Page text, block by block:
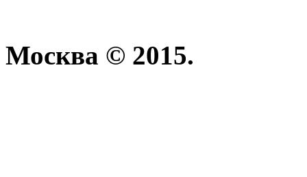
Москва © 2015.